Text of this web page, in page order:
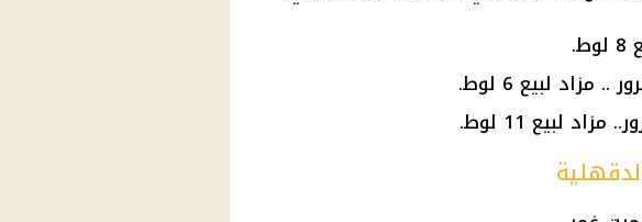
لبيع 6 لوط.
لبيع 11 لوط.